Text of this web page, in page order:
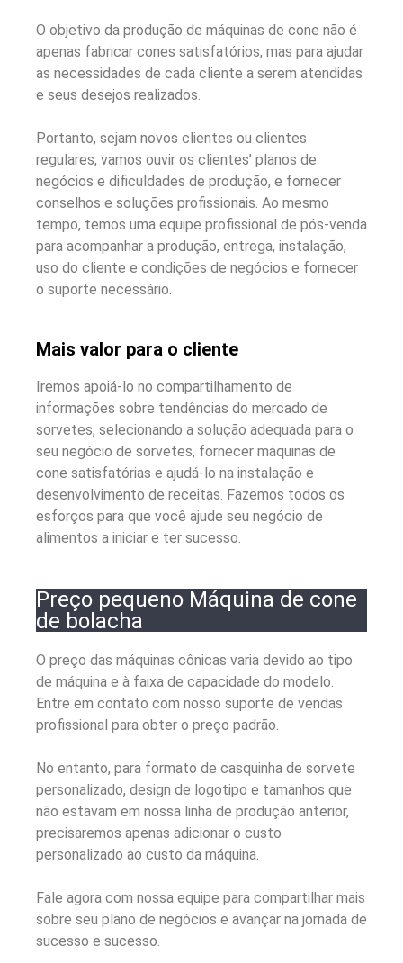
O objetivo da produção de máquinas de cone não é
apenas fabricar cones satisfatórios, mas para ajudar
as necessidades de cada cliente a serem atendidas
e seus desejos realizados.
Portanto, sejam novos clientes ou clientes
regulares, vamos ouvir os clientes’ planos de
negócios e dificuldades de produção, e fornecer
conselhos e soluções profissionais. Ao mesmo
tempo, temos uma equipe profissional de pós-venda
para acompanhar a produção, entrega, instalação,
uso do cliente e condições de negócios e fornecer
o suporte necessário.
Mais valor para o cliente
Iremos apoiá-lo no compartilhamento de
informações sobre tendências do mercado de
sorvetes, selecionando a solução adequada para o
seu negócio de sorvetes, fornecer máquinas de
cone satisfatórias e ajudá-lo na instalação e
desenvolvimento de receitas. Fazemos todos os
esforços para que você ajude seu negócio de
alimentos a iniciar e ter sucesso.
Preço pequeno Máquina de cone
de bolacha
O preço das máquinas cônicas varia devido ao tipo
de máquina e à faixa de capacidade do modelo.
Entre em contato com nosso suporte de vendas
profissional para obter o preço padrão.
No entanto, para formato de casquinha de sorvete
personalizado, design de logotipo e tamanhos que
não estavam em nossa linha de produção anterior,
precisaremos apenas adicionar o custo
personalizado ao custo da máquina.
Fale agora com nossa equipe para compartilhar mais
sobre seu plano de negócios e avançar na jornada de
sucesso e sucesso.